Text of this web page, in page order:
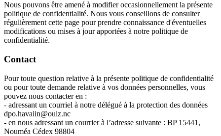
Nous pouvons être amené à modifier occasionnellement la présente
politique de confidentialité. Nous vous conseillons de consulter
régulièrement cette page pour prendre connaissance d'éventuelles
modifications ou mises à jour apportées à notre politique de
confidentialité.
Contact
Pour toute question relative à la présente politique de confidentialité
ou pour toute demande relative à vos données personnelles, vous
pouvez nous contacter en :
- adressant un courriel à notre délégué à la protection des données
dpo.havaiin@ouiz.nc
- en nous adressant un courrier à l’adresse suivante : BP 15441,
Nouméa Cédex 98804